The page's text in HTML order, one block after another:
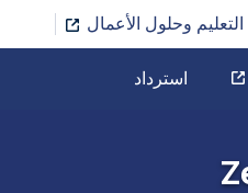
التعليم وحلول الأعمال
استرداد